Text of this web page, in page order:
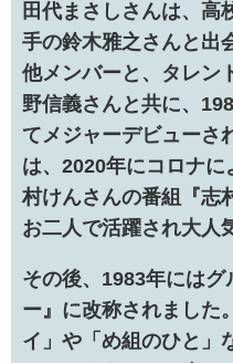
田代まさしさんは、高
手の鈴木雅之さんと出
他メンバーと、タレン
野信義さんと共に、
てメジャーデビューさ
は、2020年にコロナ
村けんさんの番組
『
お二人で活躍され大人
その後、1983年にはグ
ー』に改称されました
イ」や「め組のひと」